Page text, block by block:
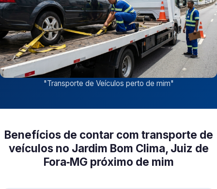
"Transporte de Veículos perto de mim"
Benefícios de contar com transporte de
veículos no Jardim Bom Clima, Juiz de
Fora‑MG próximo de mim